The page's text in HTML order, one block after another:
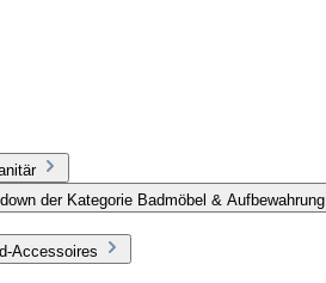
der Kategorie Badmöbel & Aufbewahrung
Accessoires